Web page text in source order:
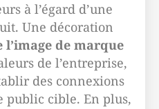
à l’égard d’une
Une décoration
l’image de marque
de l’entreprise,
des connexions
public cible. En plus,